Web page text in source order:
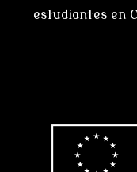
estudiantes en